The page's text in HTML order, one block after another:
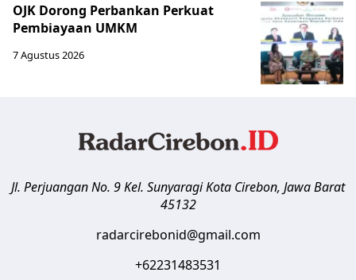
OJK Dorong Perbankan Perkuat
Pembiayaan UMKM
7 Agustus 2026
Jl. Perjuangan No. 9 Kel. SunyaragiKota Cirebon, Jawa Barat
45132
radarcirebonid@gmail.com
+62231483531